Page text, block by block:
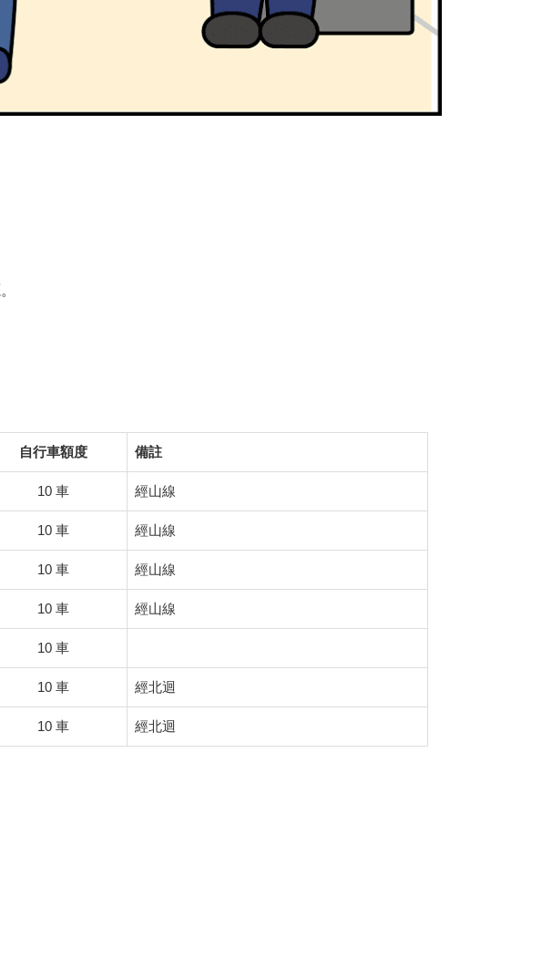
自行車額度 備註
10 車 經山線
10 車 經山線
10 車 經山線
10 車 經山線
10 車
10 車 經北迴
10 車 經北迴